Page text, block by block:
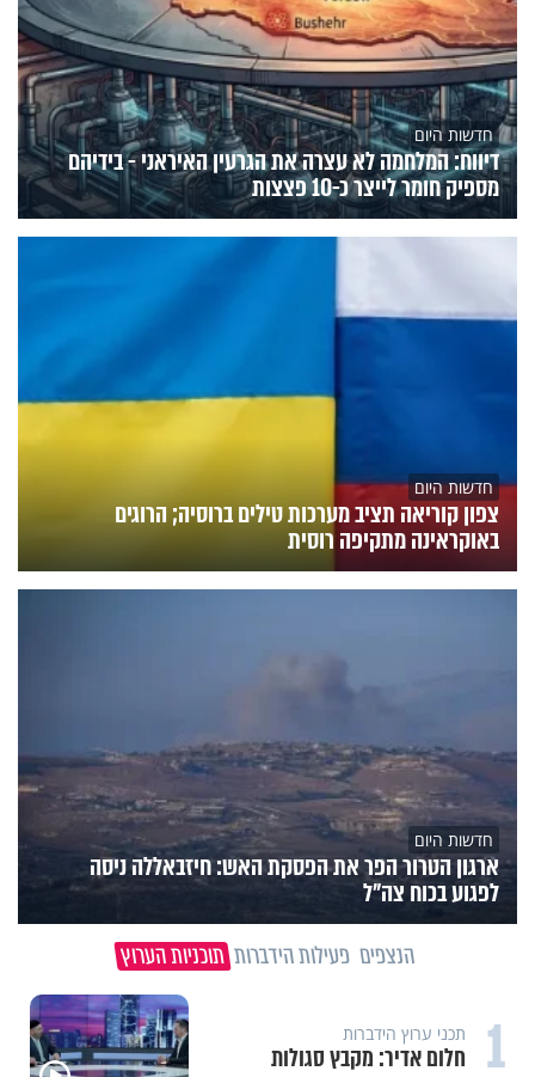
חדשות היום
דיווח: המלחמה לא עצרה את הגרעין האיראני - בידיהם
מספיק חומר לייצר כ-10 פצצות
חדשות היום
צפון קוריאה תציב מערכות טילים ברוסיה; הרוגים
באוקראינה מתקיפה רוסית
חדשות היום
ארגון הטרור הפר את הפסקת האש: חיזבאללה ניסה
לפגוע בכוח צה"ל
הנצפים פעילות הידברות תוכניות הערוץ
1 תכני ערוץ הידברות
חלום אדיר: מקבץ סגולות